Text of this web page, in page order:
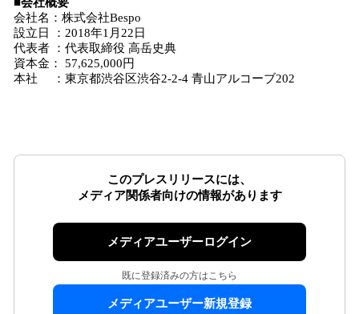
会社名：株式会社Bespo
設立日 ：2018年1月22日
代表者 ：代表取締役 高岳史典
資本金： 57,625,000円
本社 ：東京都渋谷区渋谷2-2-4 青山アルコーブ202
このプレスリリースには、
メディア関係者向けの情報があります
メディアユーザーログイン
既に登録済みの方はこちら
メディアユーザー新規登録